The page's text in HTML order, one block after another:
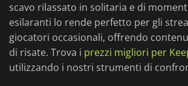
scavo rilassato in solitaria e di
esilaranti lo rende perfetto per gli
giocatori occasionali, offrendo
di risate. Trova i prezzi migliori per
utilizzando i nostri strumenti di